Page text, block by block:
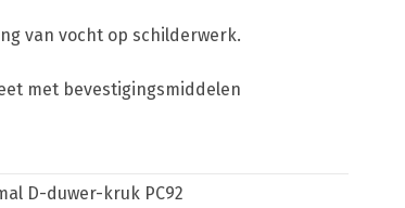
van vocht op schilderwerk.
met bevestigingsmiddelen
D-duwer-kruk PC92